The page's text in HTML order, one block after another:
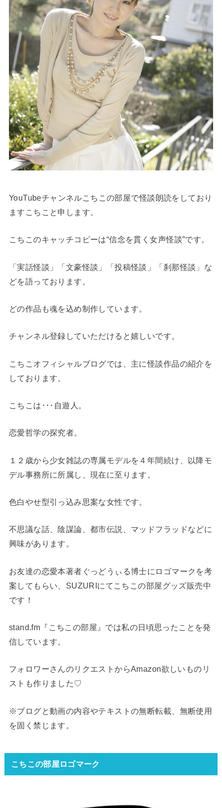
YouTubeチャンネルこちこの部屋で怪談朗読をしており
ますこちこと申します。
こちこのキャッチコピーは“信念を貫く女声怪談”です。
「実話怪談」「文豪怪談」「投稿怪談」「刹那怪談」な
どを語っております。
どの作品も魂を込め制作しています。
チャンネル登録していただけると嬉しいです。
こちこオフィシャルブログでは、主に怪談作品の紹介を
しております。
こちこは･･･自遊人。
恋愛哲学の探究者。
１２歳から少女雑誌の専属モデルを４年間続け、以降モ
デル事務所に所属し、現在に至ります。
色白やせ型引っ込み思案な女性です。
不思議な話、陰謀論、都市伝説、マッドフラッドなどに
興味があります。
お友達の恋愛本著者ぐっどうぃる博士にロゴマークを考
案してもらい、SUZURIにてこちこの部屋グッズ販売中
です！
stand.fm『こちこの部屋』では私の日頃思ったことを発
信しています。
フォロワーさんのリクエストからAmazon欲しいものリ
ストも作りました♡
※ブログと動画の内容やテキストの無断転載、無断使用
を固く禁じます。
こちこの部屋ロゴマーク